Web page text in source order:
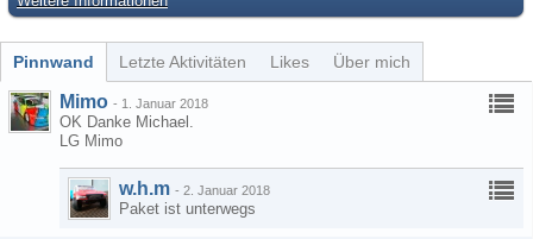
Pinnwand Letzte Aktivitäten Likes Über mich
Mimo - 1. Januar 2018
OK Danke Michael.
LG Mimo
w.h.m - 2. Januar 2018
Paket ist unterwegs